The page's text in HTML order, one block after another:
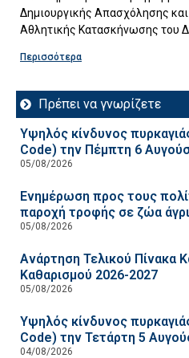
Δημιουργικής Απασχόλησης και
Αθλητικής Κατασκήνωσης του
Περισσότερα
Πρέπει να γνωρίζετε
Υψηλός κίνδυνος
Code) την Πέμπτη 6
05/08/2026
Ενημέρωση προς τους
παροχή τροφής σε ζώα
05/08/2026
Ανάρτηση Τελικού Πίνακα
Καθαρισμού 2026-2027
05/08/2026
Υψηλός κίνδυνος
Code) την Τετάρτη 5
04/08/2026